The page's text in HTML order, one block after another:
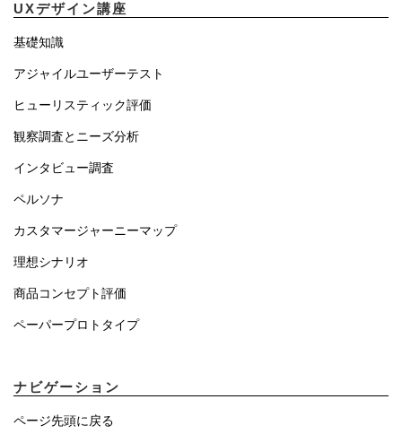
UXデザイン講座
基礎知識
アジャイルユーザーテスト
ヒューリスティック評価
観察調査とニーズ分析
インタビュー調査
ペルソナ
カスタマージャーニーマップ
理想シナリオ
商品コンセプト評価
ペーパープロトタイプ
ナビゲーション
ページ先頭に戻る